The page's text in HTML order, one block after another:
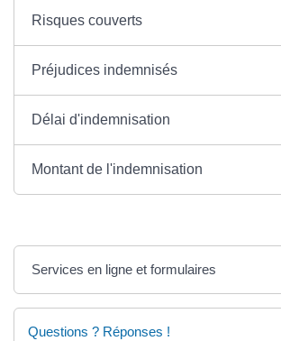
Risques couverts
Préjudices indemnisés
Délai d'indemnisation
Montant de l'indemnisation
Services en ligne et formulaires
Questions ? Réponses !